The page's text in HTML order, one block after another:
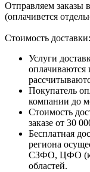
Отправляем заказы
(оплачивется
Стоимость доставки:
Услуги
оплачиваются
Покупатель
компании до
Стоимость
заказе от 30
Бесплатная
региона
СЗФО, ЦФО
областей.